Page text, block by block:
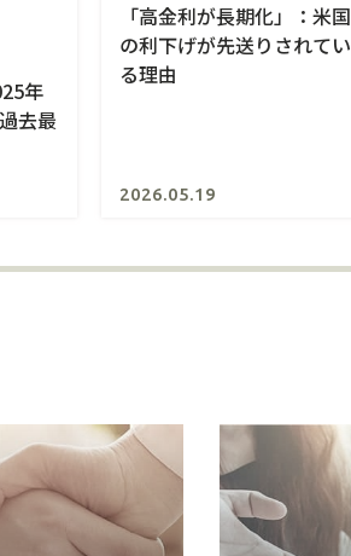
年
去最
「高金利が長期化」：米国
の利下げが先送りされてい
る理由
2026.05.19